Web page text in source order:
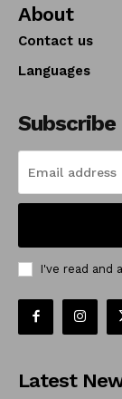
About
Contact us
Languages
Subscribe
I've read and
Latest